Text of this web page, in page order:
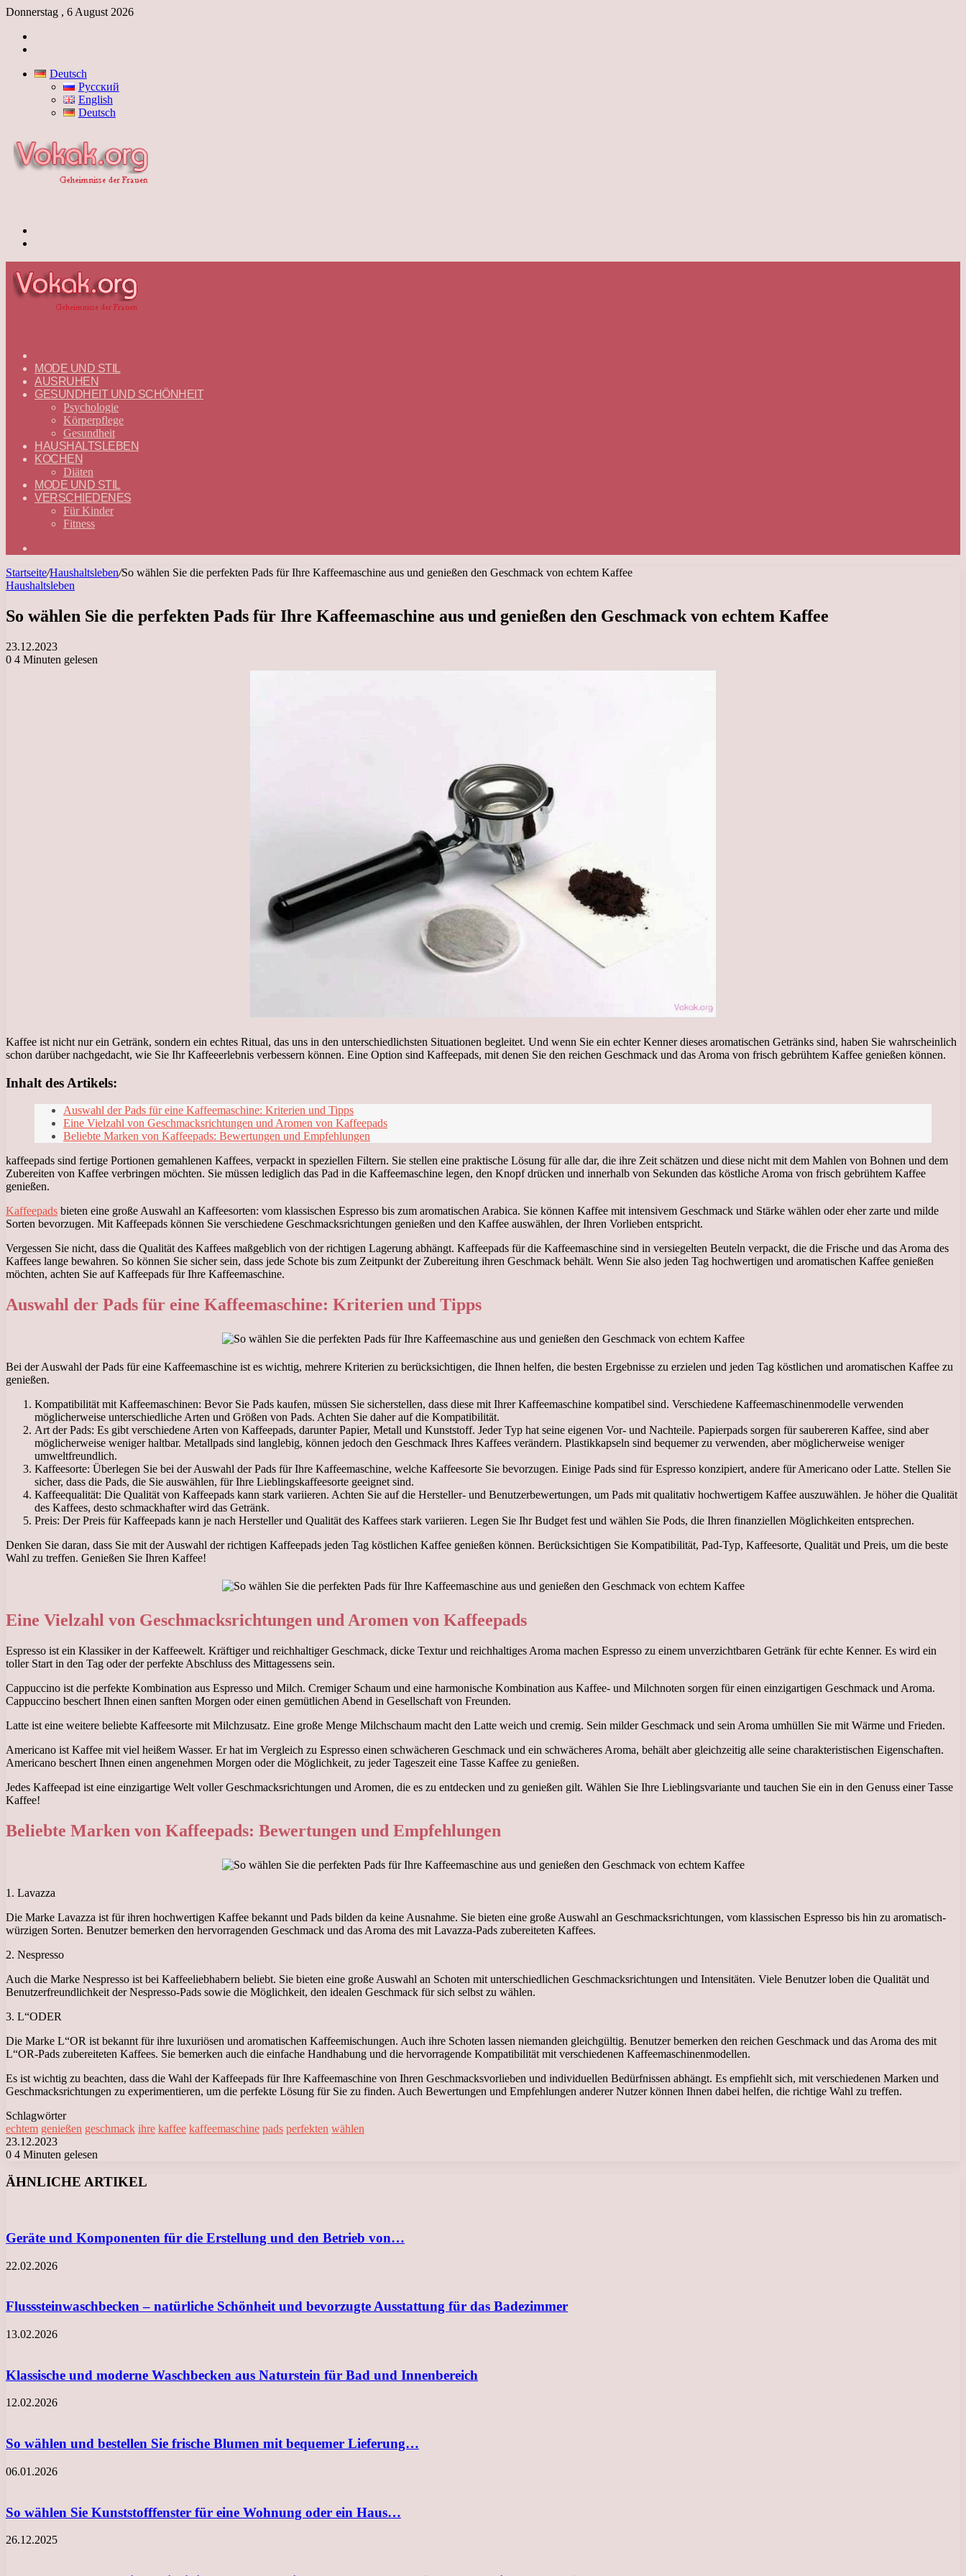
Donnerstag , 6 August 2026
Deutsch
Русский
English
Deutsch
—
DEUTSCH
MODE UND STIL
AUSRUHEN
GESUNDHEIT UND SCHÖNHEIT
Psychologie
Körperpflege
Gesundheit
HAUSHALTSLEBEN
KOCHEN
Diäten
MODE UND STIL
VERSCHIEDENES
Für Kinder
Fitness
Startseite/Haushaltsleben/So wählen Sie die perfekten Pads für Ihre Kaffeemaschine aus und genießen den Geschmack von echtem Kaffee
Haushaltsleben
So wählen Sie die perfekten Pads für Ihre Kaffeemaschine aus und genießen den Geschmack von echtem Kaffee
23.12.2023
0 4 Minuten gelesen
Kaffee ist nicht nur ein Getränk, sondern ein echtes Ritual, das uns in den unterschiedlichsten Situationen begleitet. Und wenn Sie ein echter Kenner dieses aromatischen Getränks sind, haben Sie wahrscheinlich
schon darüber nachgedacht, wie Sie Ihr Kaffeeerlebnis verbessern können. Eine Option sind Kaffeepads, mit denen Sie den reichen Geschmack und das Aroma von frisch gebrühtem Kaffee genießen können.
Inhalt des Artikels:
Auswahl der Pads für eine Kaffeemaschine: Kriterien und Tipps
Eine Vielzahl von Geschmacksrichtungen und Aromen von Kaffeepads
Beliebte Marken von Kaffeepads: Bewertungen und Empfehlungen
kaffeepads sind fertige Portionen gemahlenen Kaffees, verpackt in speziellen Filtern. Sie stellen eine praktische Lösung für alle dar, die ihre Zeit schätzen und diese nicht mit dem Mahlen von Bohnen und dem
Zubereiten von Kaffee verbringen möchten. Sie müssen lediglich das Pad in die Kaffeemaschine legen, den Knopf drücken und innerhalb von Sekunden das köstliche Aroma von frisch gebrühtem Kaffee
genießen.
Kaffeepads bieten eine große Auswahl an Kaffeesorten: vom klassischen Espresso bis zum aromatischen Arabica. Sie können Kaffee mit intensivem Geschmack und Stärke wählen oder eher zarte und milde
Sorten bevorzugen. Mit Kaffeepads können Sie verschiedene Geschmacksrichtungen genießen und den Kaffee auswählen, der Ihren Vorlieben entspricht.
Vergessen Sie nicht, dass die Qualität des Kaffees maßgeblich von der richtigen Lagerung abhängt. Kaffeepads für die Kaffeemaschine sind in versiegelten Beuteln verpackt, die die Frische und das Aroma des
Kaffees lange bewahren. So können Sie sicher sein, dass jede Schote bis zum Zeitpunkt der Zubereitung ihren Geschmack behält. Wenn Sie also jeden Tag hochwertigen und aromatischen Kaffee genießen
möchten, achten Sie auf Kaffeepads für Ihre Kaffeemaschine.
Auswahl der Pads für eine Kaffeemaschine: Kriterien und Tipps
Bei der Auswahl der Pads für eine Kaffeemaschine ist es wichtig, mehrere Kriterien zu berücksichtigen, die Ihnen helfen, die besten Ergebnisse zu erzielen und jeden Tag köstlichen und aromatischen Kaffee zu
genießen.
Kompatibilität mit Kaffeemaschinen: Bevor Sie Pads kaufen, müssen Sie sicherstellen, dass diese mit Ihrer Kaffeemaschine kompatibel sind. Verschiedene Kaffeemaschinenmodelle verwenden
möglicherweise unterschiedliche Arten und Größen von Pads. Achten Sie daher auf die Kompatibilität.
Art der Pads: Es gibt verschiedene Arten von Kaffeepads, darunter Papier, Metall und Kunststoff. Jeder Typ hat seine eigenen Vor- und Nachteile. Papierpads sorgen für saubereren Kaffee, sind aber
möglicherweise weniger haltbar. Metallpads sind langlebig, können jedoch den Geschmack Ihres Kaffees verändern. Plastikkapseln sind bequemer zu verwenden, aber möglicherweise weniger
umweltfreundlich.
Kaffeesorte: Überlegen Sie bei der Auswahl der Pads für Ihre Kaffeemaschine, welche Kaffeesorte Sie bevorzugen. Einige Pads sind für Espresso konzipiert, andere für Americano oder Latte. Stellen Sie
sicher, dass die Pads, die Sie auswählen, für Ihre Lieblingskaffeesorte geeignet sind.
Kaffeequalität: Die Qualität von Kaffeepads kann stark variieren. Achten Sie auf die Hersteller- und Benutzerbewertungen, um Pads mit qualitativ hochwertigem Kaffee auszuwählen. Je höher die Qualität
des Kaffees, desto schmackhafter wird das Getränk.
Preis: Der Preis für Kaffeepads kann je nach Hersteller und Qualität des Kaffees stark variieren. Legen Sie Ihr Budget fest und wählen Sie Pods, die Ihren finanziellen Möglichkeiten entsprechen.
Denken Sie daran, dass Sie mit der Auswahl der richtigen Kaffeepads jeden Tag köstlichen Kaffee genießen können. Berücksichtigen Sie Kompatibilität, Pad-Typ, Kaffeesorte, Qualität und Preis, um die beste
Wahl zu treffen. Genießen Sie Ihren Kaffee!
Eine Vielzahl von Geschmacksrichtungen und Aromen von Kaffeepads
Espresso ist ein Klassiker in der Kaffeewelt. Kräftiger und reichhaltiger Geschmack, dicke Textur und reichhaltiges Aroma machen Espresso zu einem unverzichtbaren Getränk für echte Kenner. Es wird ein
toller Start in den Tag oder der perfekte Abschluss des Mittagessens sein.
Cappuccino ist die perfekte Kombination aus Espresso und Milch. Cremiger Schaum und eine harmonische Kombination aus Kaffee- und Milchnoten sorgen für einen einzigartigen Geschmack und Aroma.
Cappuccino beschert Ihnen einen sanften Morgen oder einen gemütlichen Abend in Gesellschaft von Freunden.
Latte ist eine weitere beliebte Kaffeesorte mit Milchzusatz. Eine große Menge Milchschaum macht den Latte weich und cremig. Sein milder Geschmack und sein Aroma umhüllen Sie mit Wärme und Frieden.
Americano ist Kaffee mit viel heißem Wasser. Er hat im Vergleich zu Espresso einen schwächeren Geschmack und ein schwächeres Aroma, behält aber gleichzeitig alle seine charakteristischen Eigenschaften.
Americano beschert Ihnen einen angenehmen Morgen oder die Möglichkeit, zu jeder Tageszeit eine Tasse Kaffee zu genießen.
Jedes Kaffeepad ist eine einzigartige Welt voller Geschmacksrichtungen und Aromen, die es zu entdecken und zu genießen gilt. Wählen Sie Ihre Lieblingsvariante und tauchen Sie ein in den Genuss einer Tasse
Kaffee!
Beliebte Marken von Kaffeepads: Bewertungen und Empfehlungen
1. Lavazza
Die Marke Lavazza ist für ihren hochwertigen Kaffee bekannt und Pads bilden da keine Ausnahme. Sie bieten eine große Auswahl an Geschmacksrichtungen, vom klassischen Espresso bis hin zu aromatisch-
würzigen Sorten. Benutzer bemerken den hervorragenden Geschmack und das Aroma des mit Lavazza-Pads zubereiteten Kaffees.
2. Nespresso
Auch die Marke Nespresso ist bei Kaffeeliebhabern beliebt. Sie bieten eine große Auswahl an Schoten mit unterschiedlichen Geschmacksrichtungen und Intensitäten. Viele Benutzer loben die Qualität und
Benutzerfreundlichkeit der Nespresso-Pads sowie die Möglichkeit, den idealen Geschmack für sich selbst zu wählen.
3. L“ODER
Die Marke L“OR ist bekannt für ihre luxuriösen und aromatischen Kaffeemischungen. Auch ihre Schoten lassen niemanden gleichgültig. Benutzer bemerken den reichen Geschmack und das Aroma des mit
L“OR-Pads zubereiteten Kaffees. Sie bemerken auch die einfache Handhabung und die hervorragende Kompatibilität mit verschiedenen Kaffeemaschinenmodellen.
Es ist wichtig zu beachten, dass die Wahl der Kaffeepads für Ihre Kaffeemaschine von Ihren Geschmacksvorlieben und individuellen Bedürfnissen abhängt. Es empfiehlt sich, mit verschiedenen Marken und
Geschmacksrichtungen zu experimentieren, um die perfekte Lösung für Sie zu finden. Auch Bewertungen und Empfehlungen anderer Nutzer können Ihnen dabei helfen, die richtige Wahl zu treffen.
Schlagwörter
echtem genießen geschmack ihre kaffee kaffeemaschine pads perfekten wählen
23.12.2023
0 4 Minuten gelesen
ÄHNLICHE ARTIKEL
Geräte und Komponenten für die Erstellung und den Betrieb von…
22.02.2026
Flusssteinwaschbecken – natürliche Schönheit und bevorzugte Ausstattung für das Badezimmer
13.02.2026
Klassische und moderne Waschbecken aus Naturstein für Bad und Innenbereich
12.02.2026
So wählen und bestellen Sie frische Blumen mit bequemer Lieferung…
06.01.2026
So wählen Sie Kunststofffenster für eine Wohnung oder ein Haus…
26.12.2025